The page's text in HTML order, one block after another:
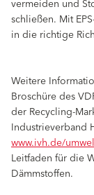
vermeiden und
schließen. Mit
in die richtige
Weitere
Broschüre des
der Recycling-
Industrieverband
www.ivh.de/
Leitfaden für die
Dämmstoffen.